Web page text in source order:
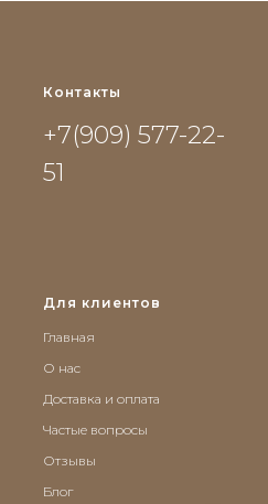
Контакты
+7(909) 577-22-
51
Для клиентов
Главная
О нас
Доставка и оплата
Частые вопросы
Отзывы
Блог